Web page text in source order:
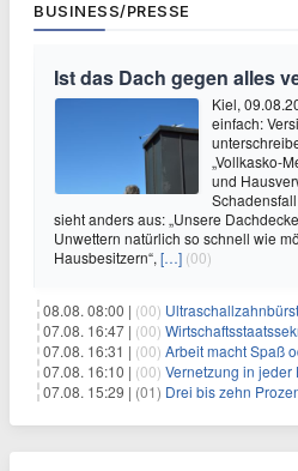
BUSINESS/PRESSE
Ist das Dach gegen alles
Kiel,
einfach:
„Vollkasko-
und
sieht anders aus: „Unsere
Unwettern natürlich so schnell wie
Hausbesitzern“, […] (00)
08.08. 08:00 | (00) Ultraschallzahnbürste für Hund
07.08. 16:47 | (00) Wirtschaftsstaatssekretär Thomas
07.08. 16:31 | (00) Arbeit macht Spaß
07.08. 16:10 | (00) Vernetzung in jeder
07.08. 15:29 | (01) Drei bis zehn Prozent, so